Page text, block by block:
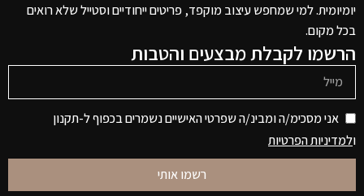
יומיומית. למי שמחפש עיצוב מוקפד, פריטים ייחודיים וסטייל שלא רואים
בכל מקום.
הרשמו לקבלת מבצעים והטבות
אני מסכימ/ה ומבינ/ה שפרטי האישיים נשמרים בכפוף ל-תקנון
ולמדיניות הפרטיות
רשמו אותי